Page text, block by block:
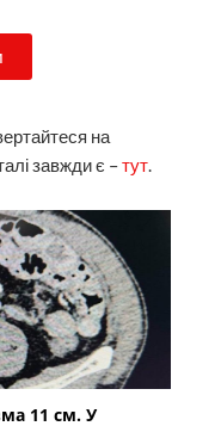
на
завжди є –тут.
11 см. У